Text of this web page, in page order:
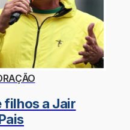
filhos a Jair